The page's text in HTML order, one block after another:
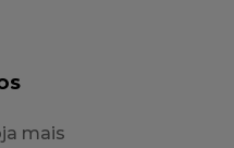
mais